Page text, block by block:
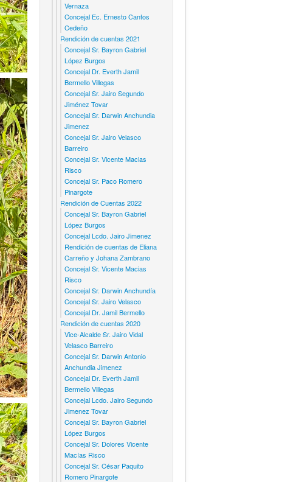
Vernaza
Concejal Ec. Ernesto Cantos
Cedeño
Rendición de cuentas 2021
Concejal Sr. Bayron Gabriel
López Burgos
Concejal Dr. Everth Jamil
Bermello Villegas
Concejal Sr. Jairo Segundo
Jiménez Tovar
Concejal Sr. Darwin Anchundia
Jimenez
Concejal Sr. Jairo Velasco
Barreiro
Concejal Sr. Vicente Macias
Risco
Concejal Sr. Paco Romero
Pinargote
Rendición de Cuentas 2022
Concejal Sr. Bayron Gabriel
López Burgos
Concejal Lcdo. Jairo Jimenez
Rendición de cuentas de Eliana
Carreño y Johana Zambrano
Concejal Sr. Vicente Macias
Risco
Concejal Sr. Darwin Anchundía
Concejal Sr. Jairo Velasco
Concejal Dr. Jamil Bermello
Rendición de cuentas 2020
Vice-Alcalde Sr. Jairo Vidal
Velasco Barreiro
Concejal Sr. Darwin Antonio
Anchundia Jimenez
Concejal Dr. Everth Jamil
Bermello Villegas
Concejal Lcdo. Jairo Segundo
Jimenez Tovar
Concejal Sr. Bayron Gabriel
López Burgos
Concejal Sr. Dolores Vicente
Macías Risco
Concejal Sr. César Paquito
Romero Pinargote